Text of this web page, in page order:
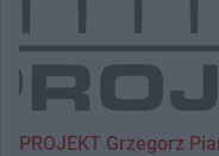
PROJEKT Grzegorz